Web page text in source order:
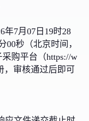
年7月07日19时28
00秒（北京时间，
购平台（https://w
，审核通过后即可